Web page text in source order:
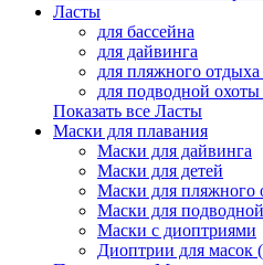
Ласты
для бассейна
для дайвинга
для пляжного
для подводной
Показать все Ласты
Маски для плавания
Маски для дайвинга
Маски для детей
Маски для пляжного
Маски для
Маски с диоптриями
Диоптрии для масок